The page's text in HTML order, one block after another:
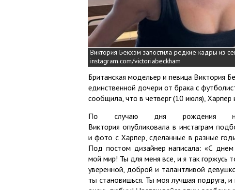
Виктория Бекхэм запостила редкие кадры из
instagram.com/victoriabeckham
Британская модельер и певица Виктория
единственной дочери от брака с
сообщила, что в четверг (10 июля), Харпер
По случаю дня рождения
Виктория опубликовала в инстаграм
и фото с Харпер, сделанные в разные
Под постом дизайнер написала: «С
мой мир! Ты для меня все, и я так горжусь
уверенной, доброй и талантливой
ты становишься. Ты моя лучшая подруга,